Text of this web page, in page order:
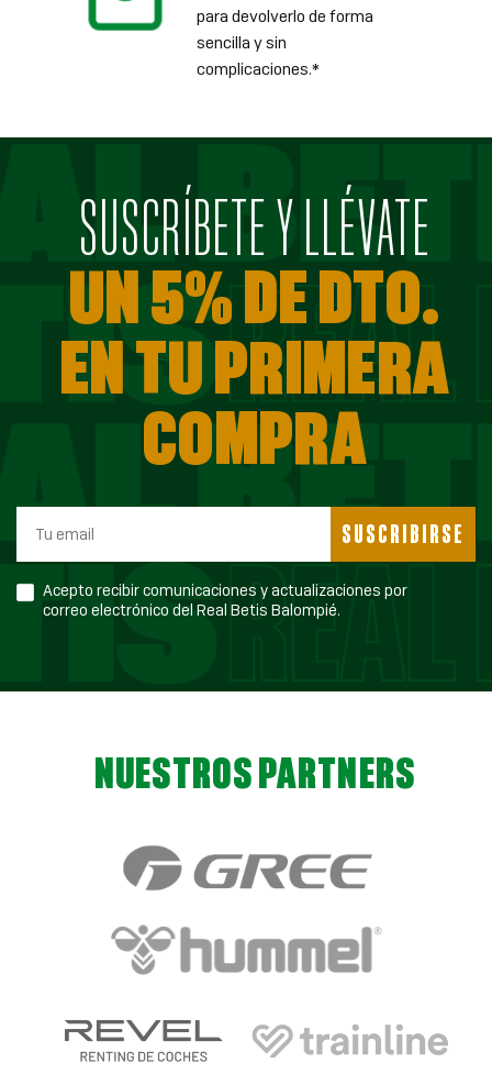
para devolverlo de forma
sencilla y sin
complicaciones.*
SUSCRÍBETE Y LLÉVATE
UN 5% DE DTO.
EN TU PRIMERA
COMPRA
SUSCRIBIRSE
Acepto recibir comunicaciones y actualizaciones por
correo electrónico del Real Betis Balompié.
NUESTROS PARTNERS